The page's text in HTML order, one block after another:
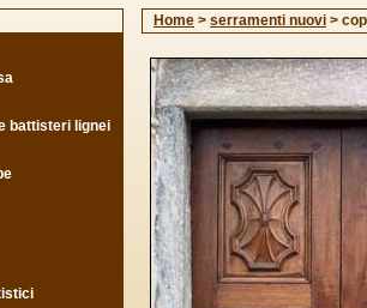
battisteri lignei
Home > serramenti nuovi >